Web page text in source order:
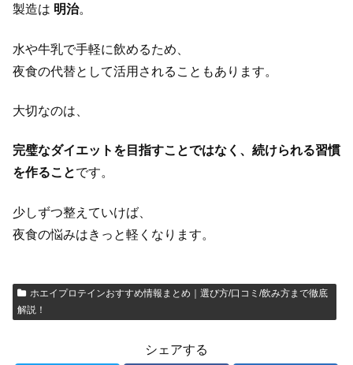
製造は 明治。
水や牛乳で手軽に飲めるため、
夜食の代替として活用されることもあります。
大切なのは、
完璧なダイエットを目指すことではなく、続けられる習慣
を作ることです。
少しずつ整えていけば、
夜食の悩みはきっと軽くなります。
ホエイプロテインおすすめ情報まとめ｜選び方/口コミ/飲み方まで徹底
解説！
シェアする